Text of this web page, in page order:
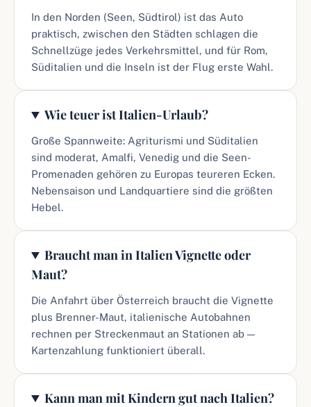
In den Norden (Seen, Südtirol) ist das Auto
praktisch, zwischen den Städten schlagen die
Schnellzüge jedes Verkehrsmittel, und für Rom,
Süditalien und die Inseln ist der Flug erste Wahl.
Wie teuer ist Italien-Urlaub?
Große Spannweite: Agriturismi und Süditalien
sind moderat, Amalfi, Venedig und die Seen-
Promenaden gehören zu Europas teureren Ecken.
Nebensaison und Landquartiere sind die größten
Hebel.
Braucht man in Italien Vignette oder
Maut?
Die Anfahrt über Österreich braucht die Vignette
plus Brenner-Maut, italienische Autobahnen
rechnen per Streckenmaut an Stationen ab —
Kartenzahlung funktioniert überall.
Kann man mit Kindern gut nach Italien?